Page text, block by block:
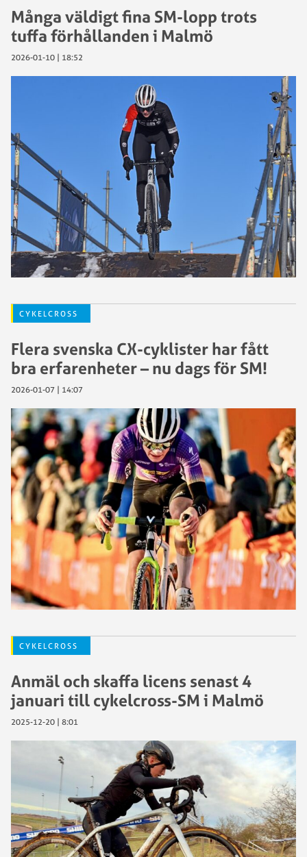
Många väldigt fina SM-lopp trots
tuffa förhållanden i Malmö
2026-01-10 | 18:52
CYKELCROSS
Flera svenska CX-cyklister har fått
bra erfarenheter – nu dags för SM!
2026-01-07 | 14:07
CYKELCROSS
Anmäl och skaffa licens senast 4
januari till cykelcross-SM i Malmö
2025-12-20 | 8:01